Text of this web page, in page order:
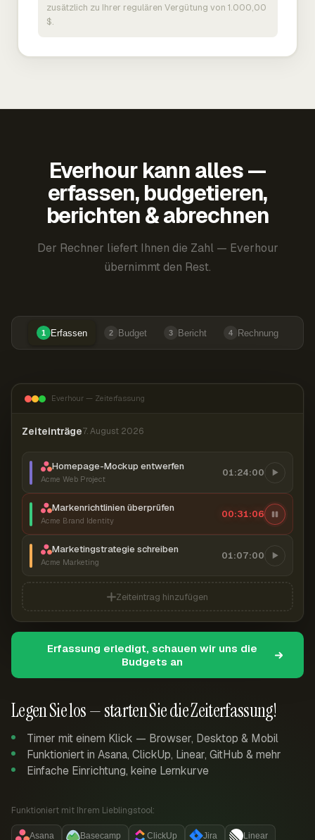
zusätzlich zu Ihrer regulären Vergütung von 1.000,00
$.
Everhour kann alles —
erfassen, budgetieren,
berichten & abrechnen
Der Rechner liefert Ihnen die Zahl — Everhour
übernimmt den Rest.
1 Erfassen 2 Budget 3 Bericht 4 Rechnung
Legen Sie los — starten Sie die Zeiterfassung!
Timer mit einem Klick — Browser, Desktop & Mobil
Funktioniert in Asana, ClickUp, Linear, GitHub & mehr
Einfache Einrichtung, keine Lernkurve
Funktioniert mit Ihrem Lieblingstool:
Asana Basecamp ClickUp Jira Linear
Everhour — Zeiterfassung
Zeiteinträge7. August 2026
Homepage-Mockup entwerfen
Acme Web Project
01:24:00
Markenrichtlinien überprüfen
Acme Brand Identity
00:31:07
Marketingstrategie schreiben
Acme Marketing
01:07:00
Zeiteintrag hinzufügen
Erfassung erledigt, schauen wir uns die
Budgets an